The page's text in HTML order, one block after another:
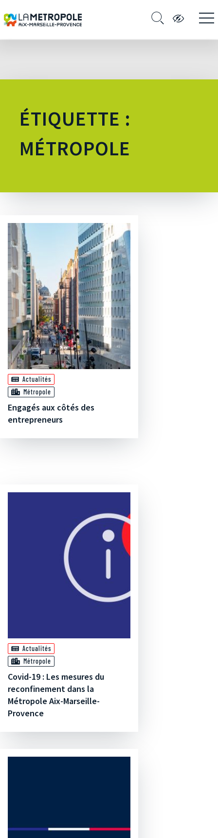
ÉTIQUETTE :
MÉTROPOLE
Actualités
Métropole
Engagés aux côtés des
entrepreneurs
Actualités
Métropole
Covid-19 : Les mesures du
reconfinement dans la
Métropole Aix-Marseille-
Provence